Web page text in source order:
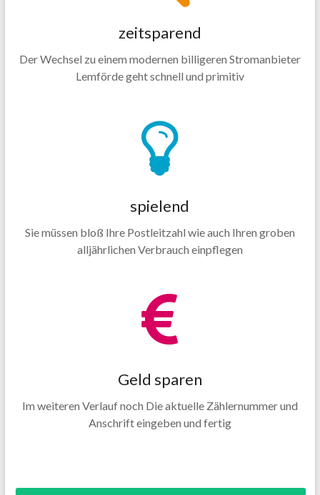
zeitsparend
Der Wechsel zu einem modernen billigeren Stromanbieter
Lemförde geht schnell und primitiv
spielend
Sie müssen bloß Ihre Postleitzahl wie auch Ihren groben
alljährlichen Verbrauch einpflegen
Geld sparen
Im weiteren Verlauf noch Die aktuelle Zählernummer und
Anschrift eingeben und fertig